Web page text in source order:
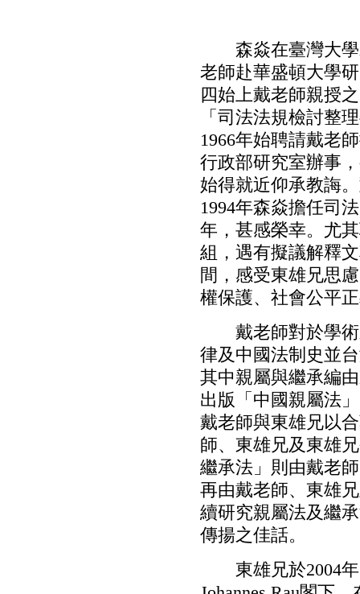
森焱在臺灣大學
老師赴華盛頓大學
四始上戴老師親授
「司法法規檢討整
1966年始聘請戴老
行政部研究室辦事
始得就近仰承教誨
1994年森焱擔任司
年，甚感榮幸。尤
組，遇有擬議解釋
間，感受東雄兄思
權保護、社會公平
戴老師對於學術
律及中國法制史並
其中親屬與繼承編
出版「中國親屬法
戴老師與東雄兄以
師、東雄兄及東雄
繼承法」則由戴老
再由戴老師、東雄
續研究親屬法及繼
傳揚之佳話。
東雄兄於2004年